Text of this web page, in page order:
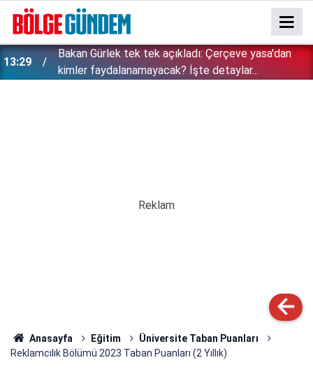
13:29
Bakan Gürlek tek tek açıkladı: Çerçeve yasa'dan
kimler faydalanamayacak? İşte detaylar...
Anasayfa Eğitim
Üniversite Taban Puanları
Reklamcılık Bölümü 2023 Taban Puanları (2 Yıllık)